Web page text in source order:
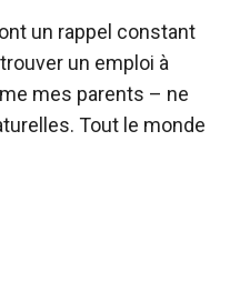
un rappel constant
un emploi à
mes parents – ne
Tout le monde